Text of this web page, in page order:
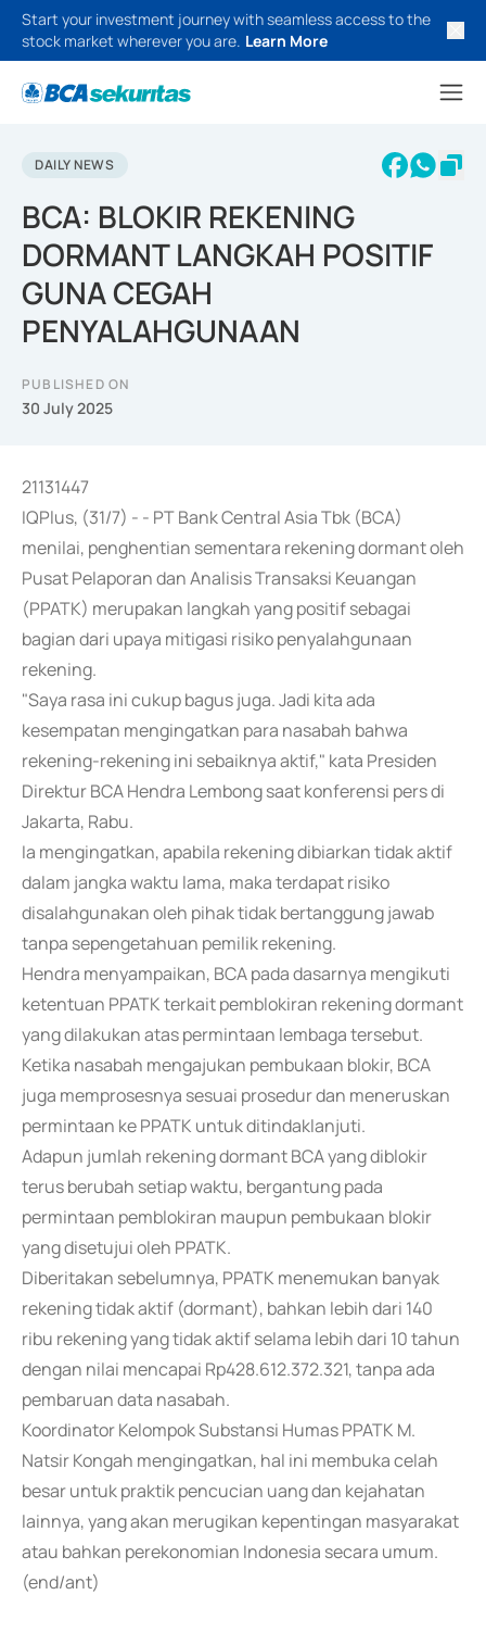
Start your investment journey with seamless access to the
stock market wherever you are. Learn More
DAILY NEWS
BCA: BLOKIR REKENING
DORMANT LANGKAH POSITIF
GUNA CEGAH
PENYALAHGUNAAN
PUBLISHED ON
30 July 2025
21131447
IQPlus, (31/7) - - PT Bank Central Asia Tbk (BCA)
menilai, penghentian sementara rekening dormant oleh
Pusat Pelaporan dan Analisis Transaksi Keuangan
(PPATK) merupakan langkah yang positif sebagai
bagian dari upaya mitigasi risiko penyalahgunaan
rekening.
"Saya rasa ini cukup bagus juga. Jadi kita ada
kesempatan mengingatkan para nasabah bahwa
rekening-rekening ini sebaiknya aktif," kata Presiden
Direktur BCA Hendra Lembong saat konferensi pers di
Jakarta, Rabu.
Ia mengingatkan, apabila rekening dibiarkan tidak aktif
dalam jangka waktu lama, maka terdapat risiko
disalahgunakan oleh pihak tidak bertanggung jawab
tanpa sepengetahuan pemilik rekening.
Hendra menyampaikan, BCA pada dasarnya mengikuti
ketentuan PPATK terkait pemblokiran rekening dormant
yang dilakukan atas permintaan lembaga tersebut.
Ketika nasabah mengajukan pembukaan blokir, BCA
juga memprosesnya sesuai prosedur dan meneruskan
permintaan ke PPATK untuk ditindaklanjuti.
Adapun jumlah rekening dormant BCA yang diblokir
terus berubah setiap waktu, bergantung pada
permintaan pemblokiran maupun pembukaan blokir
yang disetujui oleh PPATK.
Diberitakan sebelumnya, PPATK menemukan banyak
rekening tidak aktif (dormant), bahkan lebih dari 140
ribu rekening yang tidak aktif selama lebih dari 10 tahun
dengan nilai mencapai Rp428.612.372.321, tanpa ada
pembaruan data nasabah.
Koordinator Kelompok Substansi Humas PPATK M.
Natsir Kongah mengingatkan, hal ini membuka celah
besar untuk praktik pencucian uang dan kejahatan
lainnya, yang akan merugikan kepentingan masyarakat
atau bahkan perekonomian Indonesia secara umum.
(end/ant)